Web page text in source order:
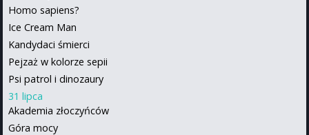
Homo sapiens?
Ice Cream Man
Kandydaci śmierci
Pejzaż w kolorze sepii
Psi patrol i dinozaury
31 lipca
Akademia złoczyńców
Góra mocy